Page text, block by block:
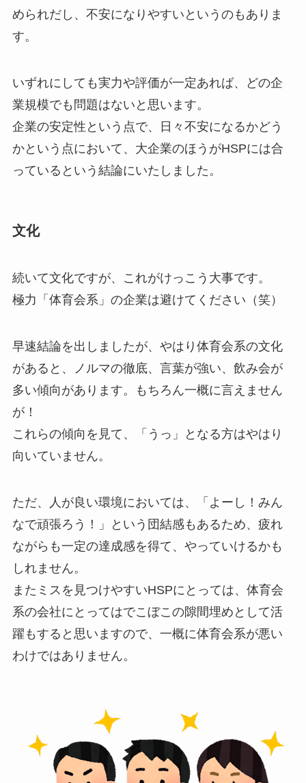
められだし、不安になりやすいというのもありま
す。
いずれにしても実力や評価が一定あれば、どの企
業規模でも問題はないと思います。
企業の安定性という点で、日々不安になるかどう
かという点において、大企業のほうがHSPには合
っているという結論にいたしました。
文化
続いて文化ですが、これがけっこう大事です。
極力「体育会系」の企業は避けてください（笑）
早速結論を出しましたが、やはり体育会系の文化
があると、ノルマの徹底、言葉が強い、飲み会が
多い傾向があります。もちろん一概に言えません
が！
これらの傾向を見て、「うっ」となる方はやはり
向いていません。
ただ、人が良い環境においては、「よーし！みん
なで頑張ろう！」という団結感もあるため、疲れ
ながらも一定の達成感を得て、やっていけるかも
しれません。
またミスを見つけやすいHSPにとっては、体育会
系の会社にとってはでこぼこの隙間埋めとして活
躍もすると思いますので、一概に体育会系が悪い
わけではありません。